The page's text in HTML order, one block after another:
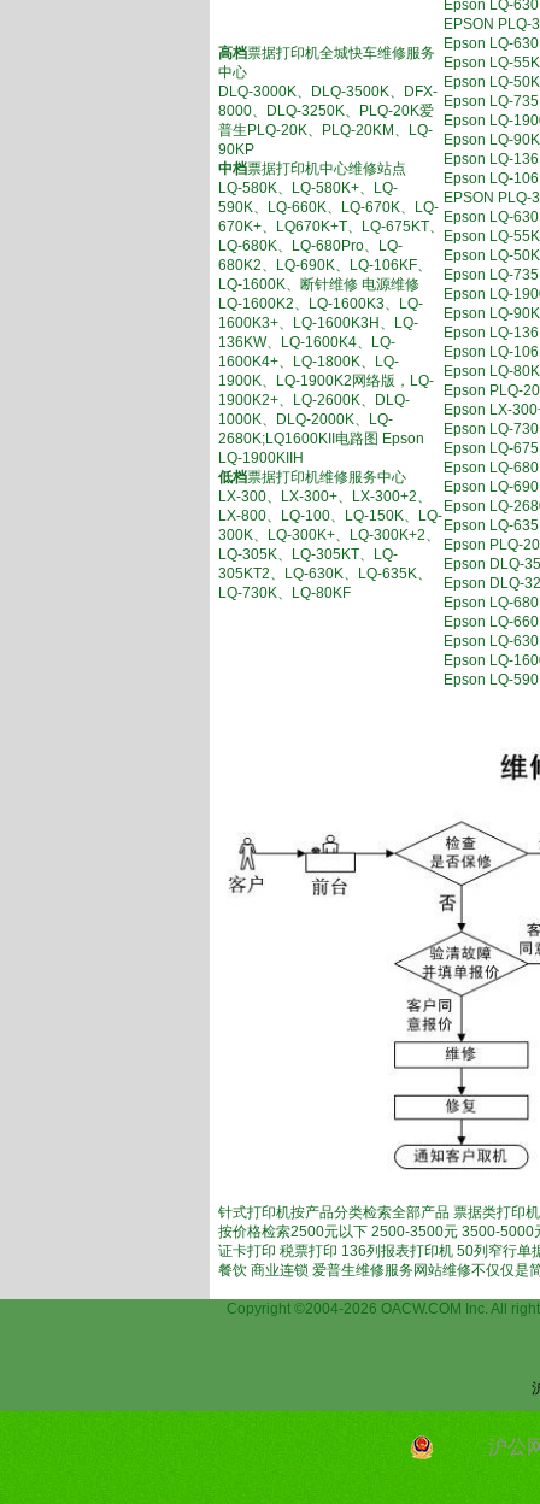
高档票据打印机全城快车维修服务
中心
DLQ-3000K、DLQ-3500K、DFX-
8000、DLQ-3250K、PLQ-20K爱
普生PLQ-20K、PLQ-20KM、LQ-
90KP
中档票据打印机中心维修站点
LQ-580K、LQ-580K+、LQ-
590K、LQ-660K、LQ-670K、LQ-
670K+、LQ670K+T、LQ-675KT、
LQ-680K、LQ-680Pro、LQ-
680K2、LQ-690K、LQ-106KF、
LQ-1600K、断针维修 电源维修
LQ-1600K2、LQ-1600K3、LQ-
1600K3+、LQ-1600K3H、LQ-
136KW、LQ-1600K4、LQ-
1600K4+、LQ-1800K、LQ-
1900K、LQ-1900K2网络版，LQ-
1900K2+、LQ-2600K、DLQ-
1000K、DLQ-2000K、LQ-
2680K;LQ1600KII电路图 Epson
LQ-1900KIIH
低档票据打印机维修服务中心
LX-300、LX-300+、LX-300+2、
LX-800、LQ-100、LQ-150K、LQ-
300K、LQ-300K+、LQ-300K+2、
LQ-305K、LQ-305KT、LQ-
305KT2、LQ-630K、LQ-635K、
LQ-730K、LQ-80KF
Epson LQ-
EPSON PLQ-
Epson LQ-
Epson LQ-
Epson LQ-
Epson LQ-
Epson LQ-
Epson LQ-
Epson LQ-
Epson LQ-
EPSON PLQ-
Epson LQ-
Epson LQ-
Epson LQ-
Epson LQ-
Epson LQ-
Epson LQ-
Epson LQ-
Epson LQ-
Epson LQ-
Epson PLQ-
Epson LX-
Epson LQ-
Epson LQ-
Epson LQ-
Epson LQ-
Epson LQ-
Epson LQ-
Epson PLQ-
Epson DLQ-
Epson DLQ-
Epson LQ-
Epson LQ-
Epson LQ-
Epson LQ-
Epson LQ-
针式打印机按产品分类检索全部产品 票据类打印
按价格检索2500元以下 2500-3500元 3500-
证卡打印 税票打印 136列报表打印机 50列窄行单
餐饮 商业连锁 爱普生维修服务网站维修不仅仅是
Copyright ©2004-2026 OACW.COM Inc. All
沪公